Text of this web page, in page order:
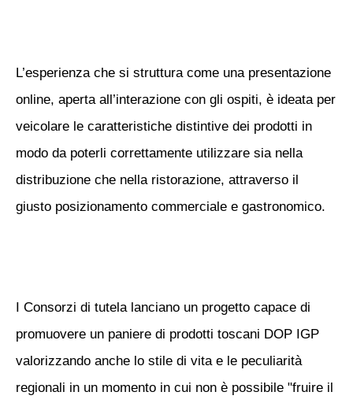
L’esperienza che si struttura come una presentazione
online, aperta all’interazione con gli ospiti, è ideata per
veicolare le caratteristiche distintive dei prodotti in
modo da poterli correttamente utilizzare sia nella
distribuzione che nella ristorazione, attraverso il
giusto posizionamento commerciale e gastronomico.
I Consorzi di tutela lanciano un progetto capace di
promuovere un paniere di prodotti toscani DOP IGP
valorizzando anche lo stile di vita e le peculiarità
regionali in un momento in cui non è possibile "fruire il